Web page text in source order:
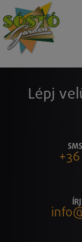
Lépj